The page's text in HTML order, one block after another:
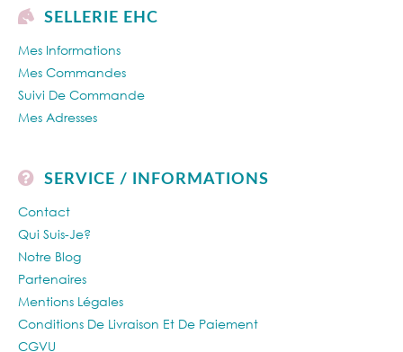
SELLERIE EHC
Mes Informations
Mes Commandes
Suivi De Commande
Mes Adresses
SERVICE / INFORMATIONS
Contact
Qui Suis-Je?
Notre Blog
Partenaires
Mentions Légales
Conditions De Livraison Et De Paiement
CGVU